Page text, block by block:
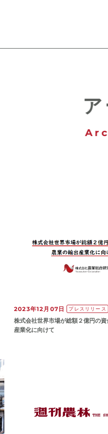
2023年12月07日 プレスリリース
株式会社世界市場が総額２億円の
産業化に向けて